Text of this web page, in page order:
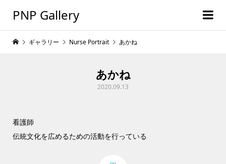
PNP Gallery
ギャラリー Nurse Portrait あかね
あかね
2020.09.13
看護師
伝統文化を広めるための活動を行っている